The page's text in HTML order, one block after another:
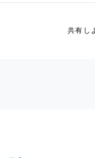
共有し